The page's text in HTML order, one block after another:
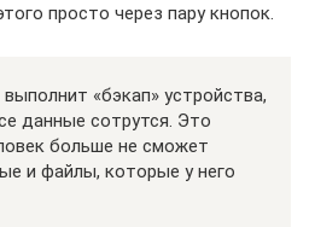
просто через пару кнопок.
«бэкап» устройства,
данные сотрутся. Это
больше не сможет
и файлы, которые у него